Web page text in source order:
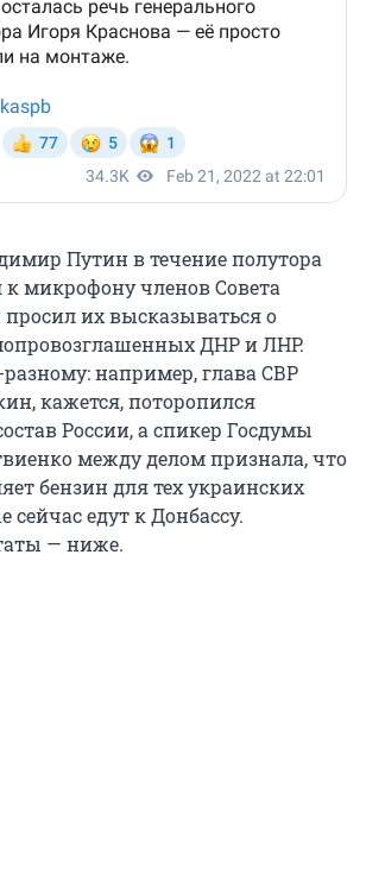
Путин в течение полутора
микрофону членов Совета
просил их высказываться о
ДНР и ЛНР.
например, глава СВР
кажется, поторопился
России, а спикер Госдумы
между делом признала, что
бензин для тех украинских
сейчас едут к Донбассу.
— ниже.